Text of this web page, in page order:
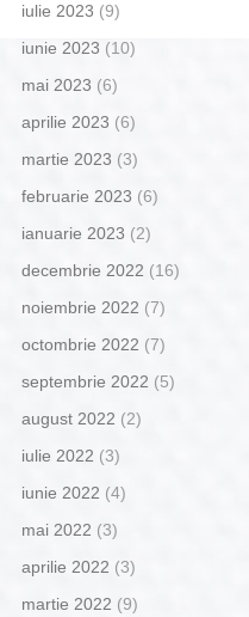
iulie 2023 (9)
iunie 2023 (10)
mai 2023 (6)
aprilie 2023 (6)
martie 2023 (3)
februarie 2023 (6)
ianuarie 2023 (2)
decembrie 2022 (16)
noiembrie 2022 (7)
octombrie 2022 (7)
septembrie 2022 (5)
august 2022 (2)
iulie 2022 (3)
iunie 2022 (4)
mai 2022 (3)
aprilie 2022 (3)
martie 2022 (9)